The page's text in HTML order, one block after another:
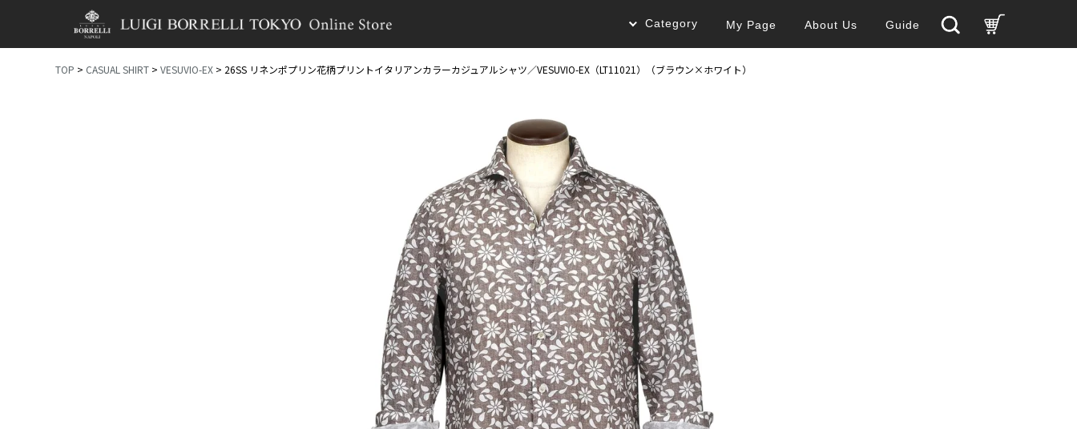
Category My Page About Us Guide
TOP CASUAL SHIRT VESUVIO-EX 26SS リネンポプリン花柄プリントイタリアンカラーカジュアルシャツ／VESUVIO-EX（LT11021）（ブラウン×ホワイト）